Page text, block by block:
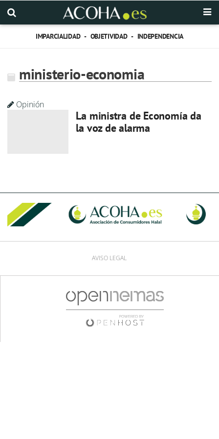
IMPARCIALIDAD - OBJETIVIDAD - INDEPENDENCIA
ministerio-economia
Opinión
La ministra de Economía da
la voz de alarma
AVISO LEGAL